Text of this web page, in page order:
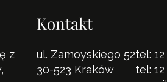
z
Kontakt
ul. Zamoyskiego 52
30-523 Kraków
tel:
tel: